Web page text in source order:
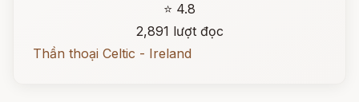
⭐ 4.8
2,891 lượt đọc
Thần thoại Celtic - Ireland